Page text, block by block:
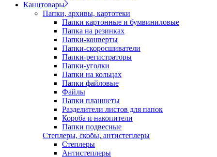
Канцтовары
Папки, архивы, картотеки
Папки картонные и бумвиниловые
Папка на резинках
Папки-конверты
Папки-скоросшиватели
Папки-регистраторы
Папки-уголки
Папки на кольцах
Папки файловые
Файлы
Папки планшеты
Разделители листов для папок
Короба и накопители
Папки подвесные
Степлеры, скобы, антистеплеры
Степлеры
Антистеплеры